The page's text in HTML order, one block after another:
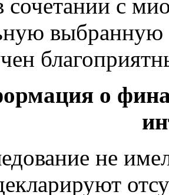
сочетании с
выбранную
о
не